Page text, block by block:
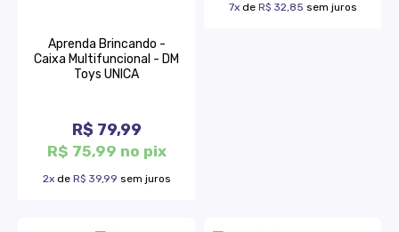
Aprenda Brincando -
Caixa Multifuncional - DM
Toys UNICA
R$ 79,99
R$ 75,99 no pix
2xde R$ 39,99 sem juros
7xde R$ 32,85 sem juros